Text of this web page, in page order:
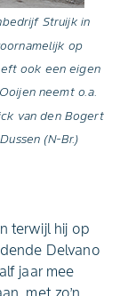
Struijk in
op
ook een eigen
neemt o.a.
van den Bogert
(N-Br.)
terwijl hij op
Delvano
jaar mee
met zo’n